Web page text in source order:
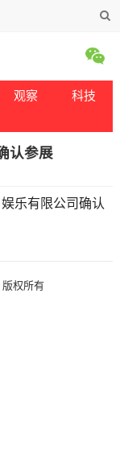
观察
科技
认参展
乐有限公司确认
权所有